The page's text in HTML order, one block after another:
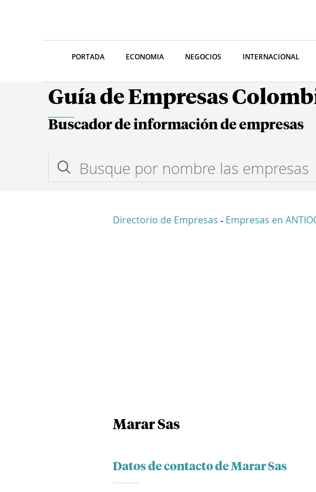
PORTADA ECONOMIA NEGOCIOS INTERNACIONAL
Guía de Empresas
Buscador de información de empresas
Directorio de Empresas - Empresas en
Marar Sas
Datos de contacto de Marar Sas